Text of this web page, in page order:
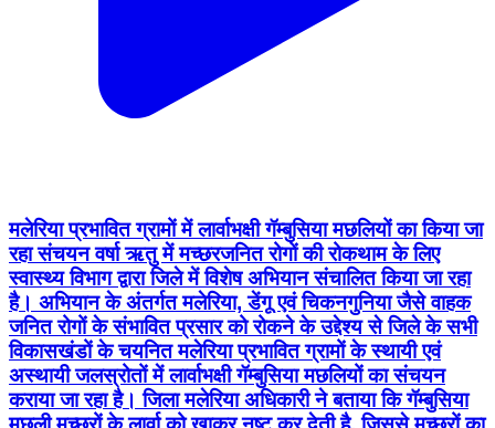
मलेरिया प्रभावित ग्रामों में लार्वाभक्षी गॅम्बुसिया मछलियों का किया जा
रहा संचयन वर्षा ऋतु में मच्छरजनित रोगों की रोकथाम के लिए
स्वास्थ्य विभाग द्वारा जिले में विशेष अभियान संचालित किया जा रहा
है। अभियान के अंतर्गत मलेरिया, डेंगू एवं चिकनगुनिया जैसे वाहक
जनित रोगों के संभावित प्रसार को रोकने के उद्देश्य से जिले के सभी
विकासखंडों के चयनित मलेरिया प्रभावित ग्रामों के स्थायी एवं
अस्थायी जलस्रोतों में लार्वाभक्षी गॅम्बुसिया मछलियों का संचयन
कराया जा रहा है। जिला मलेरिया अधिकारी ने बताया कि गॅम्बुसिया